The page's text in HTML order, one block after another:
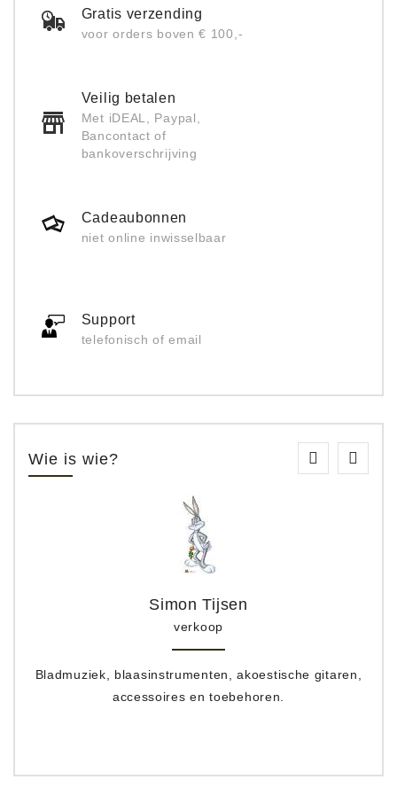
Gratis verzending
voor orders boven € 100,-
Veilig betalen
Met iDEAL, Paypal,
Bancontact of
bankoverschrijving
Cadeaubonnen
niet online inwisselbaar
Support
telefonisch of email
Wie is wie?
Simon Tijsen
verkoop
Bladmuziek, blaasinstrumenten, akoestische gitaren,
accessoires en toebehoren.